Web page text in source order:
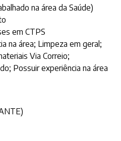
na área da Saúde)
em CTPS
na área; Limpeza em geral;
Via Correio;
Possuir experiência na área